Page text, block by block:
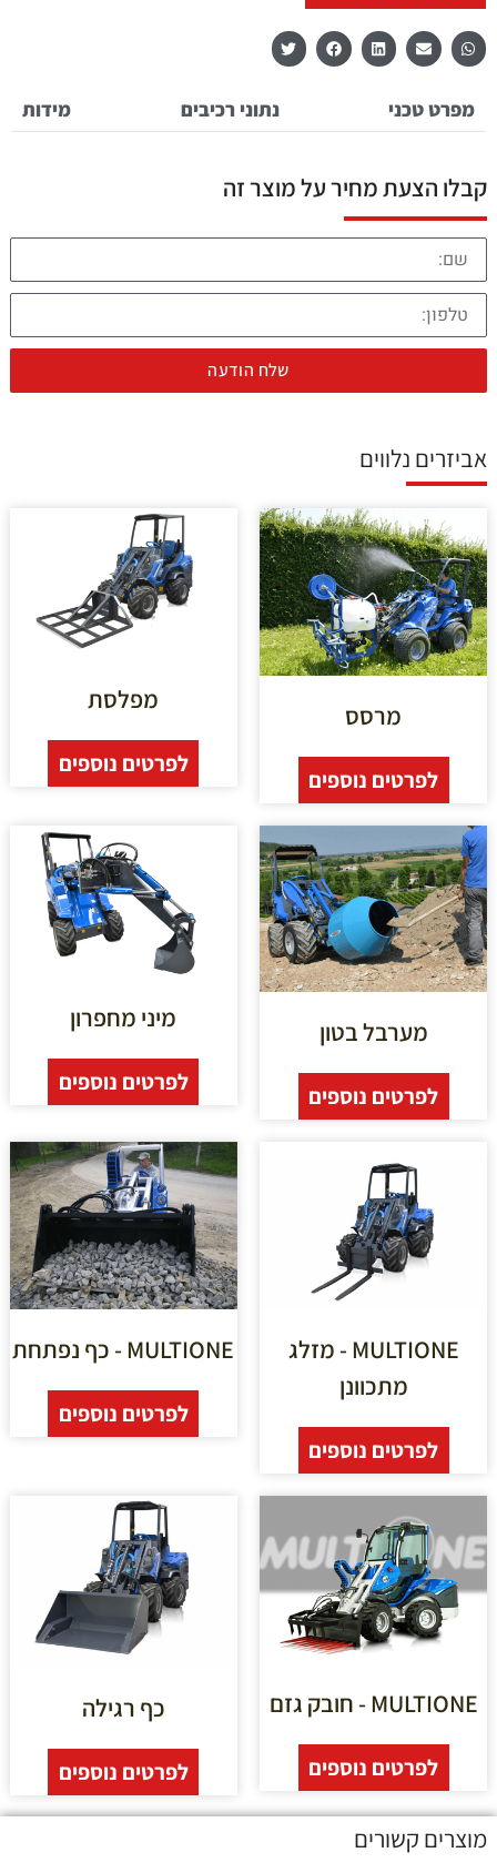
מפרט טכני נתוני רכיבים מידות
קבלו הצעת מחיר על מוצר זה
שלח הודעה
אביזרים נלווים
מרסס
לפרטים נוספים
מפלסת
לפרטים נוספים
מערבל בטון
לפרטים נוספים
מיני מחפרון
לפרטים נוספים
MULTIONE - מזלג
מתכוונן
לפרטים נוספים
MULTIONE - כף נפתחת
לפרטים נוספים
MULTIONE - חובק גזם
לפרטים נוספים
כף רגילה
לפרטים נוספים
מוצרים קשורים